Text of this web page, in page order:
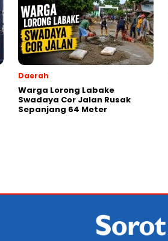
Daerah
Warga Lorong Labake
Swadaya Cor Jalan Rusak
Sepanjang 64 Meter